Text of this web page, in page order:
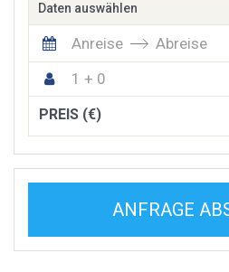
Daten auswählen
Anreise
Abreise
1 + 0
PREIS (€)
ANFRAGE